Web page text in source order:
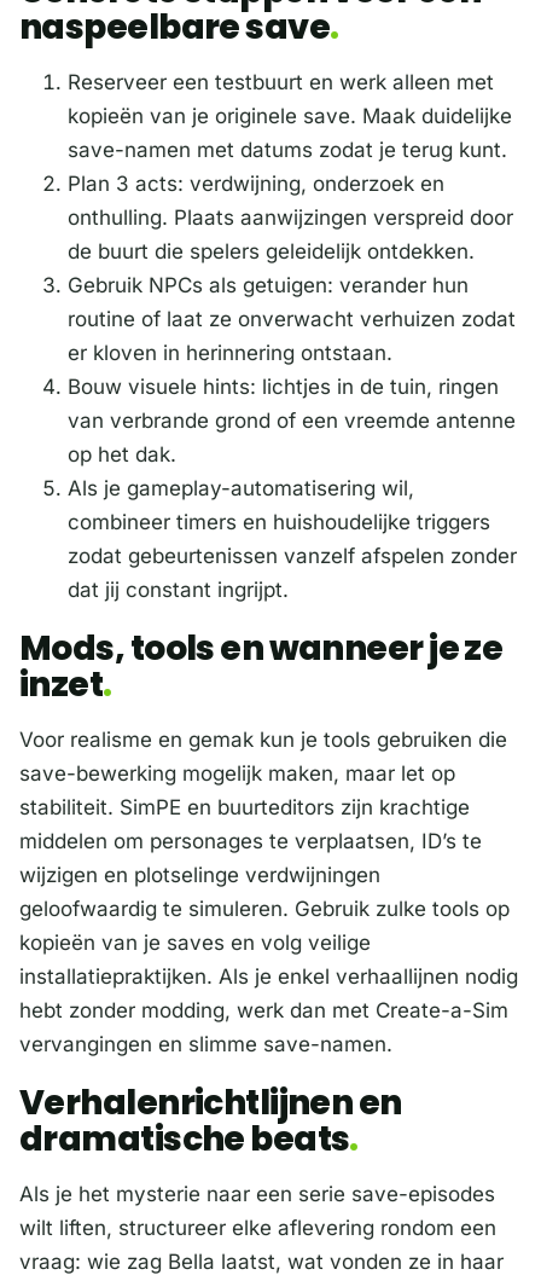
naspeelbare save
Reserveer een testbuurt en werk alleen met
kopieën van je originele save. Maak duidelijke
save-namen met datums zodat je terug kunt.
Plan 3 acts: verdwijning, onderzoek en
onthulling. Plaats aanwijzingen verspreid door
de buurt die spelers geleidelijk ontdekken.
Gebruik NPCs als getuigen: verander hun
routine of laat ze onverwacht verhuizen zodat
er kloven in herinnering ontstaan.
Bouw visuele hints: lichtjes in de tuin, ringen
van verbrande grond of een vreemde antenne
op het dak.
Als je gameplay-automatisering wil,
combineer timers en huishoudelijke triggers
zodat gebeurtenissen vanzelf afspelen zonder
dat jij constant ingrijpt.
Mods, tools en wanneer je ze
inzet
Voor realisme en gemak kun je tools gebruiken die
save-bewerking mogelijk maken, maar let op
stabiliteit. SimPE en buurteditors zijn krachtige
middelen om personages te verplaatsen, ID’s te
wijzigen en plotselinge verdwijningen
geloofwaardig te simuleren. Gebruik zulke tools op
kopieën van je saves en volg veilige
installatiepraktijken. Als je enkel verhaallijnen nodig
hebt zonder modding, werk dan met Create-a-Sim
vervangingen en slimme save-namen.
Verhalenrichtlijnen en
dramatische beats
Als je het mysterie naar een serie save-episodes
wilt liften, structureer elke aflevering rondom een
vraag: wie zag Bella laatst, wat vonden ze in haar